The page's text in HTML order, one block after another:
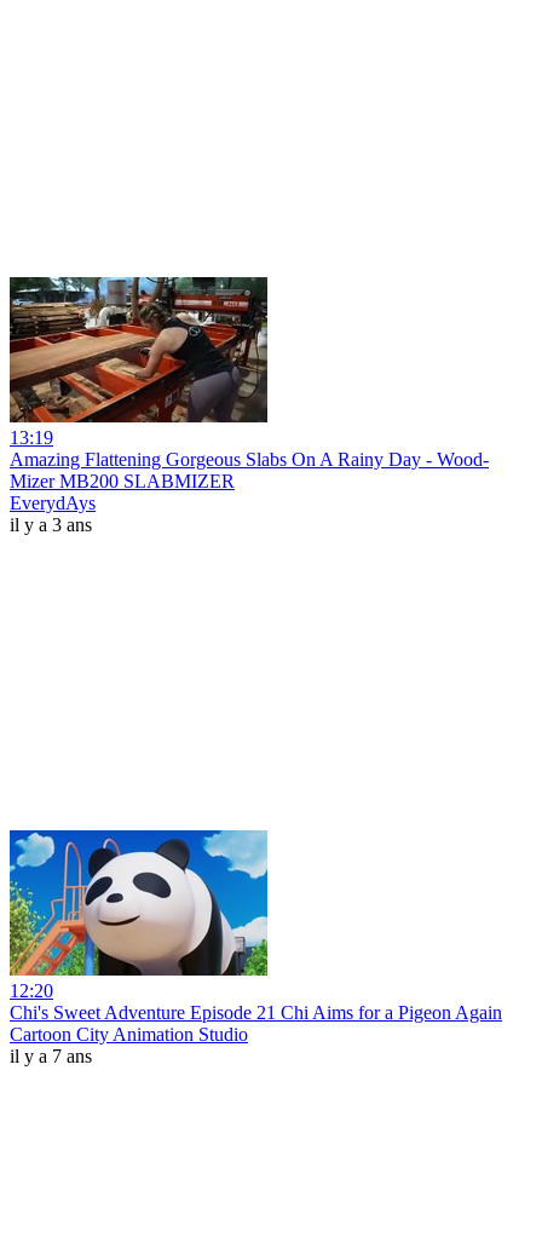
13:19
Amazing Flattening Gorgeous Slabs On A Rainy Day - Wood-
Mizer MB200 SLABMIZER
EverydAys
il y a 3 ans
12:20
Chi's Sweet Adventure Episode 21 Chi Aims for a Pigeon Again
Cartoon City Animation Studio
il y a 7 ans